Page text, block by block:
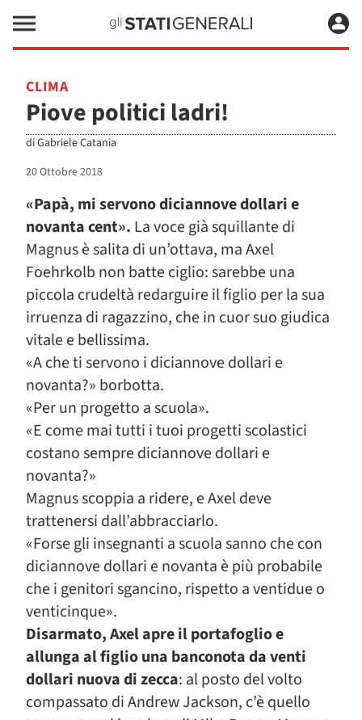
CLIMA
Piove politici ladri!
diGabriele Catania
20 Ottobre 2018
«Papà, mi servono diciannove dollari e
novanta cent». La voce già squillante di
Magnus è salita di un’ottava, ma Axel
Foehrkolb non batte ciglio: sarebbe una
piccola crudeltà redarguire il figlio per la sua
irruenza di ragazzino, che in cuor suo giudica
vitale e bellissima.
«A che ti servono i diciannove dollari e
novanta?» borbotta.
«Per un progetto a scuola».
«E come mai tutti i tuoi progetti scolastici
costano sempre diciannove dollari e
novanta?»
Magnus scoppia a ridere, e Axel deve
trattenersi dall’abbracciarlo.
«Forse gli insegnanti a scuola sanno che con
diciannove dollari e novanta è più probabile
che i genitori sgancino, rispetto a ventidue o
venticinque».
Disarmato, Axel apre il portafoglio e
allunga al figlio una banconota da venti
dollari nuova di zecca: al posto del volto
compassato di Andrew Jackson, c’è quello